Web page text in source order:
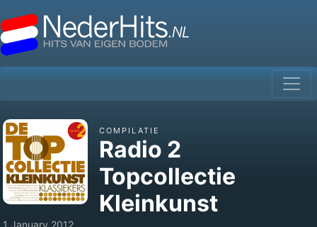
COMPILATIE
Radio 2
Topcollectie
Kleinkunst
1 January 2012